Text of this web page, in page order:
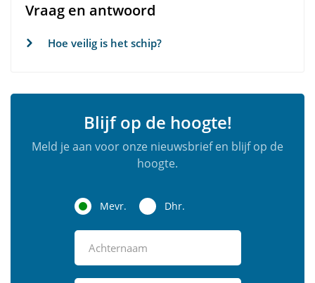
Vraag en antwoord
Hoe veilig is het schip?
Blijf op de hoogte!
Meld je aan voor onze nieuwsbrief en blijf op de
hoogte.
Mevr. Dhr.